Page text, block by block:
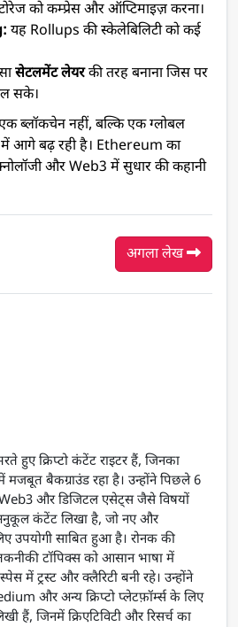
को कम्प्रेस और ऑप्टिमाइज़ करना।
यह Rollups की स्केलेबिलिटी को कई
सेटलमेंट लेयरकी तरह बनाना जिस पर
सके।
ब्लॉकचेन नहीं, बल्कि एक ग्लोबल
में आगे बढ़ रही है। Ethereum का
और Web3 में सुधार की कहानी
अगला लेख
हुए क्रिप्टो कंटेंट राइटर हैं, जिनका
बैकग्राउंड रहा है। उन्होंने पिछले 6
और डिजिटल एसेट्स जैसे विषयों
कंटेंट लिखा है, जो नए और
उपयोगी साबित हुआ है। रोनक की
टॉपिक्स को आसान भाषा में
में ट्रस्ट और क्लैरिटी बनी रहे। उन्होंने
और अन्य क्रिप्टो प्लेटफ़ॉर्म्स के लिए
हैं, जिनमें क्रिएटिविटी और रिसर्च का